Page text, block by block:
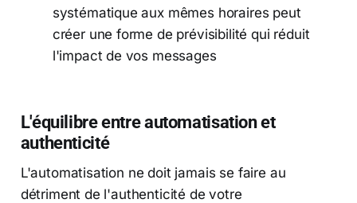
systématique aux mêmes horaires peut
créer une forme de prévisibilité qui réduit
l'impact de vos messages
L'équilibre entre automatisation et
authenticité
L'automatisation ne doit jamais se faire au
détriment de l'authenticité de votre